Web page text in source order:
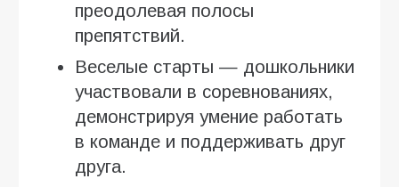
преодолевая полосы
препятствий.
Веселые старты — дошкольники
участвовали в соревнованиях,
демонстрируя умение работать
в команде и поддерживать друг
друга.